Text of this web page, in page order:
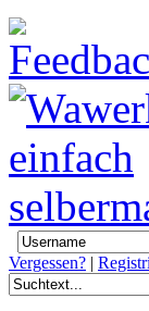
Vergessen? |